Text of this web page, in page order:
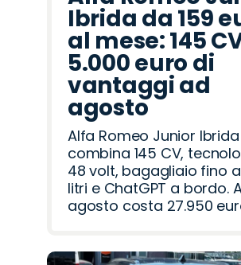
Ibrida da 159
al mese: 145
5.000 euro di
vantaggi ad
agosto
Alfa Romeo Junior Ibrida
combina 145 CV,
48 volt, bagagliaio fino a
litri e ChatGPT a bordo.
agosto costa 27.950